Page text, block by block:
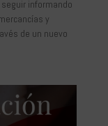
informando
y
de un nuevo